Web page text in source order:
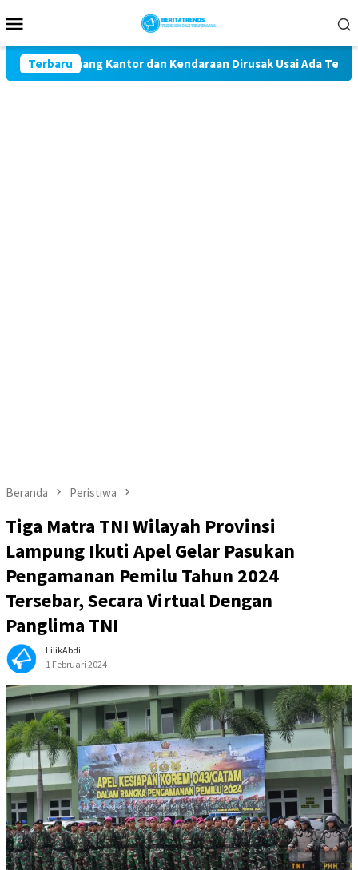
ke
Mobile
Terbaru
3 Ruang Kantor dan Kendaraan Dirusak Usai Ada Tembakan
Beranda Peristiwa
Tiga Matra TNI Wilayah Provinsi
Lampung Ikuti Apel Gelar Pasukan
Pengamanan Pemilu Tahun 2024
Tersebar, Secara Virtual Dengan
Panglima TNI
LilikAbdi
1 Februari 2024